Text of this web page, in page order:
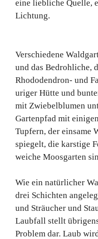
eine liebliche Quelle,
Lichtung.
Verschiedene
und das Bedrohliche,
Rhododendron- und
uriger Hütte und
mit Zwiebelblumen
Gartenpfad mit
Tupfern, der einsame
spiegelt, die karstige
weiche Moosgarten
Wie ein natürlicher
drei Schichten
und Sträucher und
Laubfall stellt
Problem dar. Laub